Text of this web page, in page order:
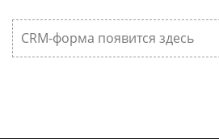
CRM-форма появится здесь